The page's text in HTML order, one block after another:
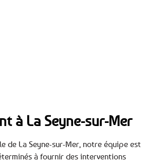
à La Seyne-sur-Mer
de La Seyne-sur-Mer, notre équipe est
à fournir des interventions